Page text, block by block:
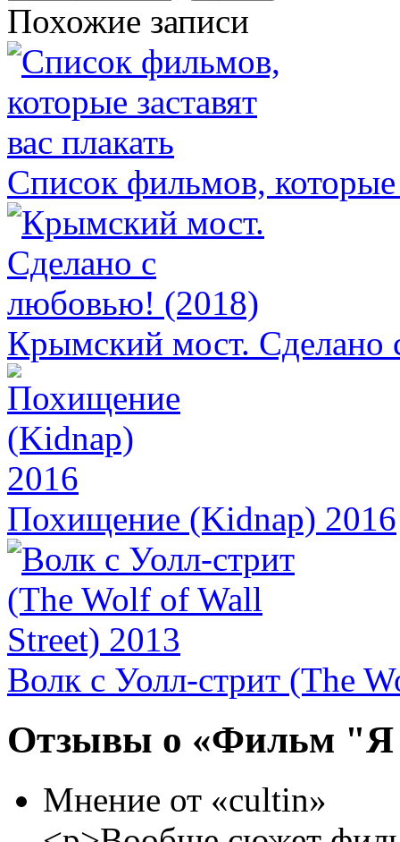
Похожие записи
Список фильмов, которые
Крымский мост.
Похищение (Kidnap) 2016
Волк с Уолл-стрит (The
Отзывы о «Фильм "Я
Мнение от «cultin»